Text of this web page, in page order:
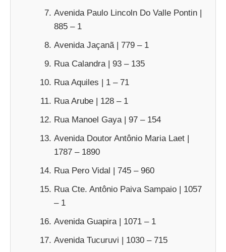
Avenida Paulo Lincoln Do Valle Pontin |
885 – 1
Avenida Jaçanã | 779 – 1
Rua Calandra | 93 – 135
Rua Aquiles | 1 – 71
Rua Arube | 128 – 1
Rua Manoel Gaya | 97 – 154
Avenida Doutor Antônio Maria Laet |
1787 – 1890
Rua Pero Vidal | 745 – 960
Rua Cte. Antônio Paiva Sampaio | 1057
– 1
Avenida Guapira | 1071 – 1
Avenida Tucuruvi | 1030 – 715